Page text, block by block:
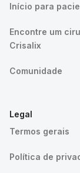
Início para
Encontre um
Crisalix
Comunidade
Legal
Termos gerais
Política de